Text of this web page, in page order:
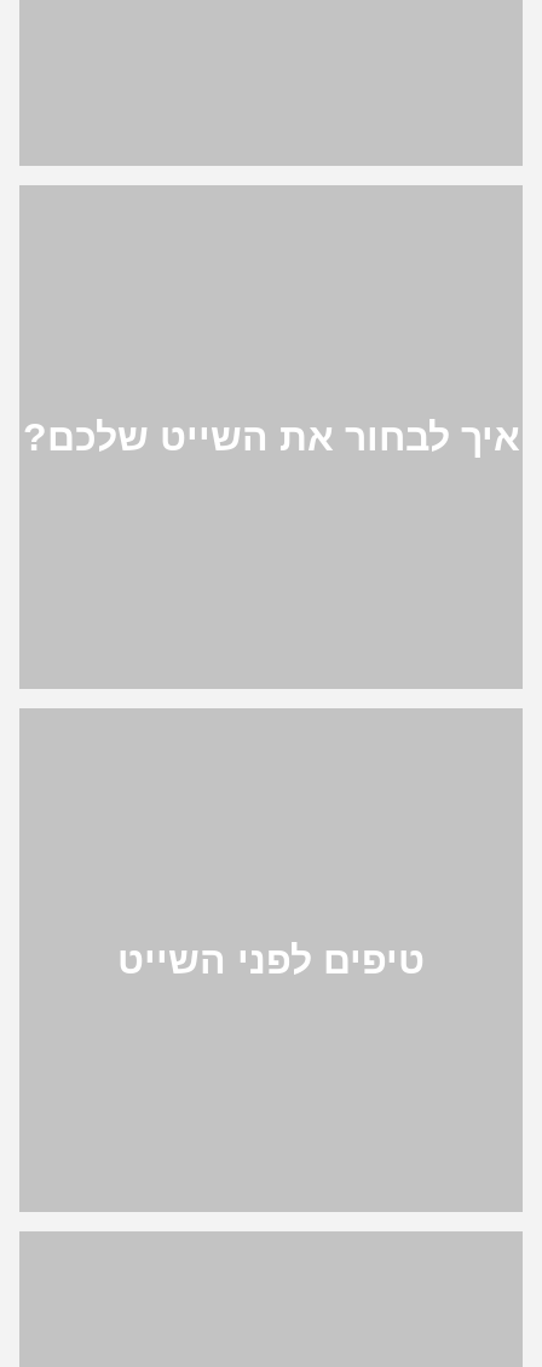
איך לבחור את השייט שלכם?
טיפים לפני השייט